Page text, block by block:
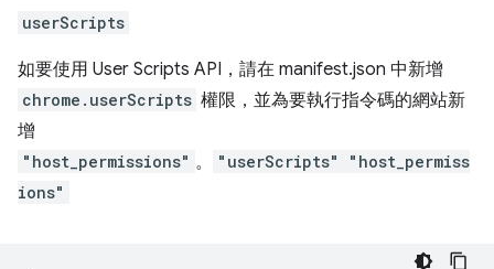
userScripts
如要使用 User Scripts API，請在 manifest.json 中新增
chrome.userScripts 權限，並為要執行指令碼的網站新
增
"host_permissions" 。 "userScripts"
"host_permiss
ions"